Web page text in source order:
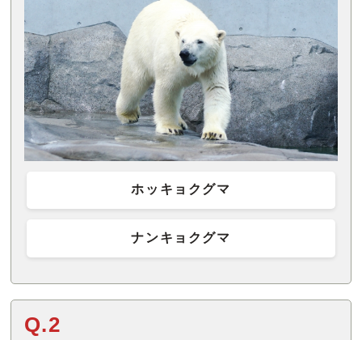
ホッキョクグマ
ナンキョクグマ
Q.2